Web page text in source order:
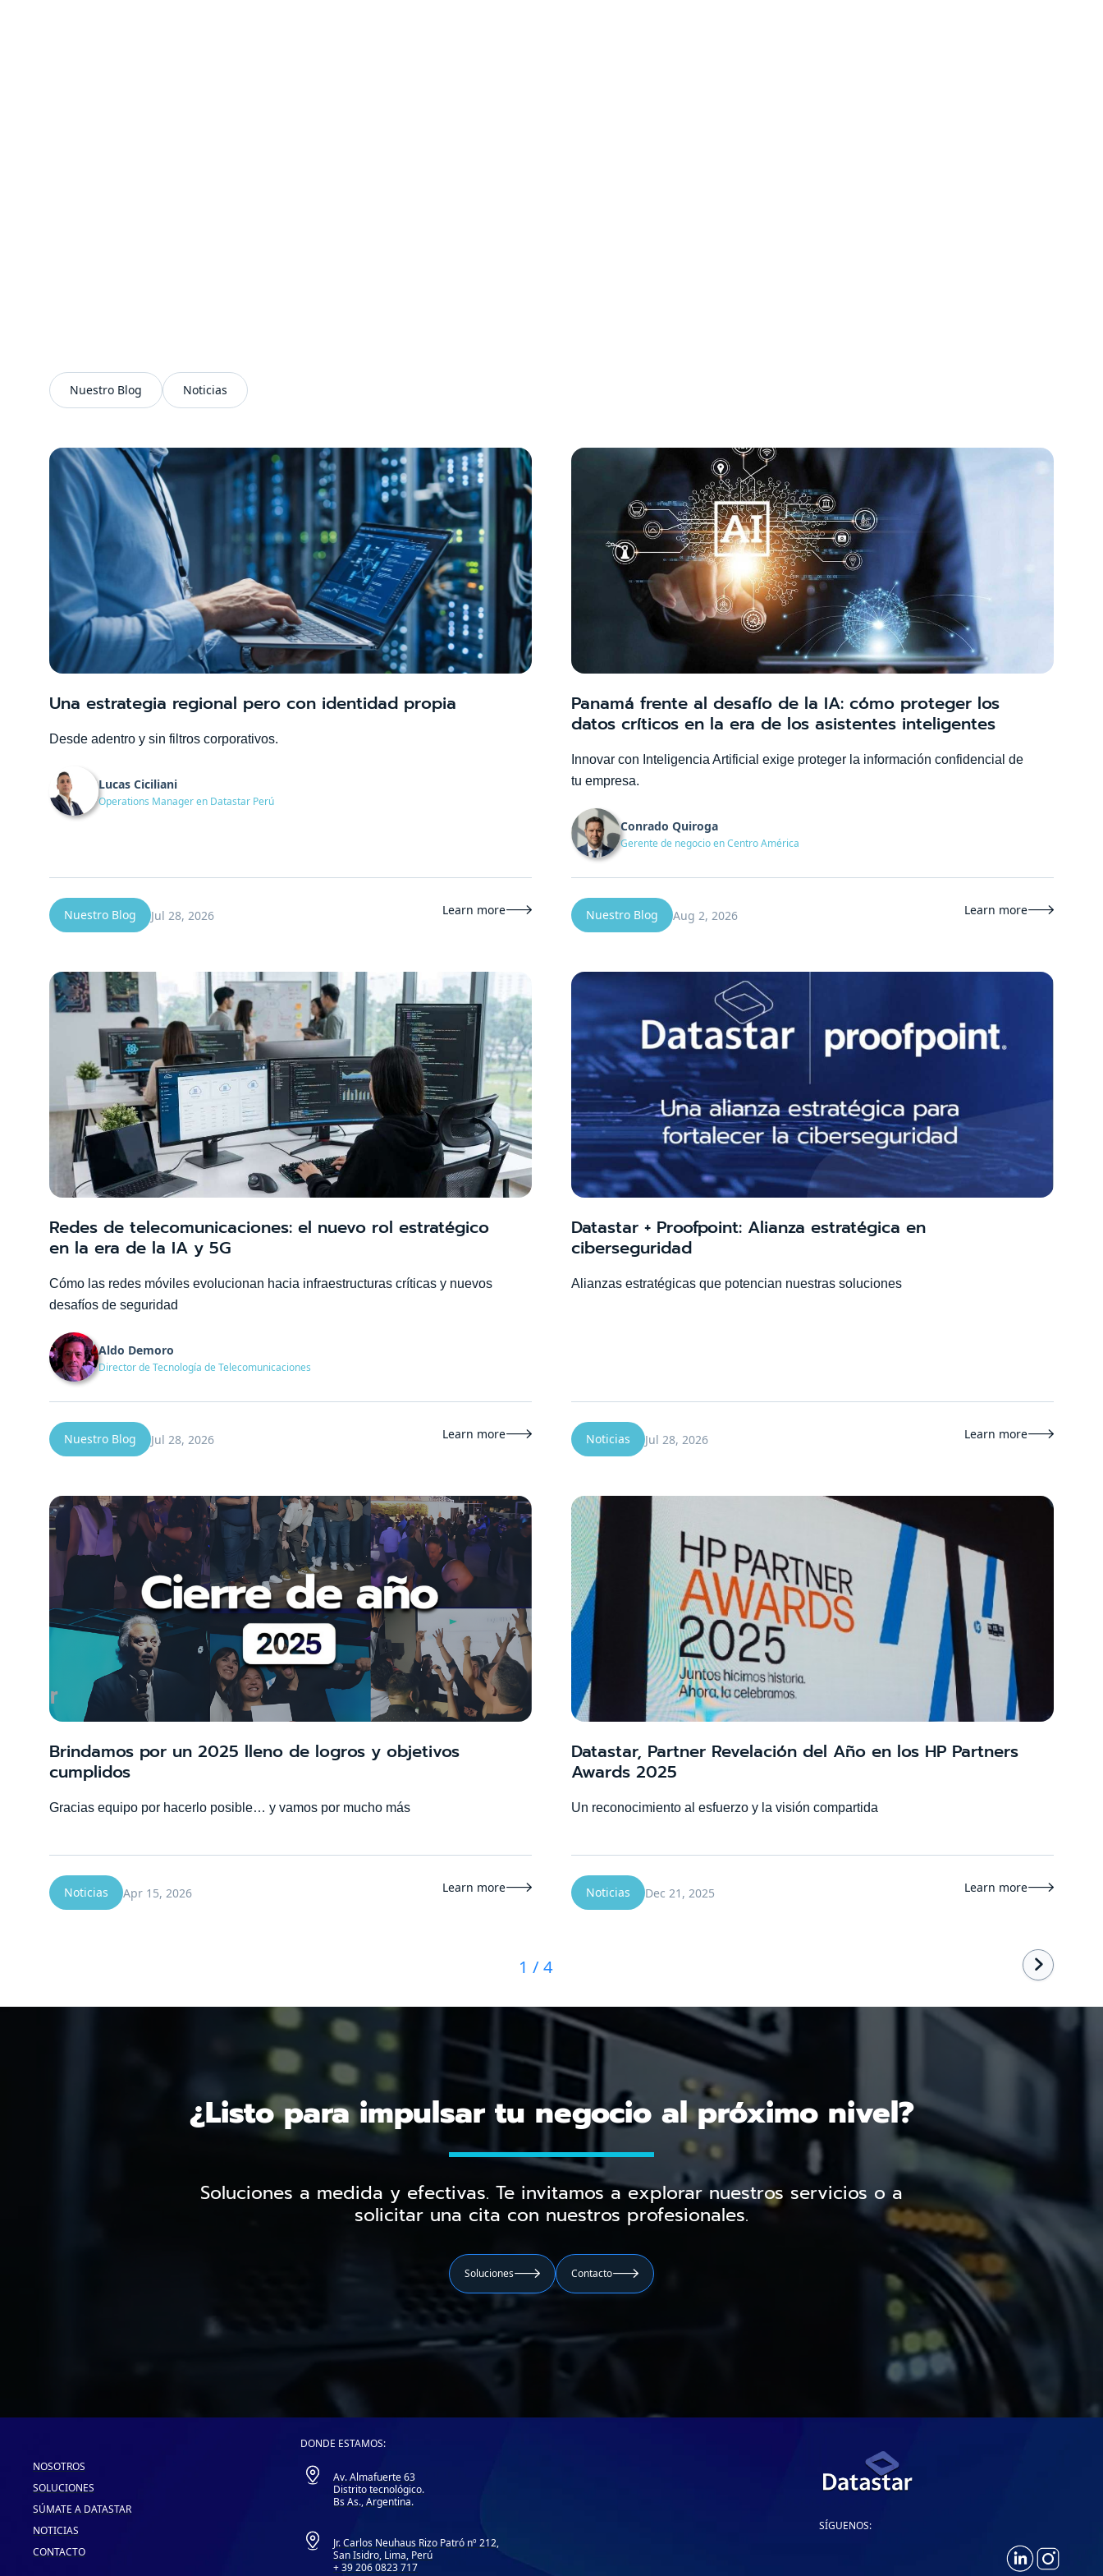
Nuestro Blog Noticias
Una estrategia regional pero con identidad propia
Desde adentro y sin filtros corporativos.
Lucas Ciciliani
Operations Manager en Datastar Perú
Nuestro Blog Jul 28, 2026 Learn more
Panamá frente al desafío de la IA: cómo proteger los
datos críticos en la era de los asistentes inteligentes
Innovar con Inteligencia Artificial exige proteger la información confidencial de
tu empresa.
Conrado Quiroga
Gerente de negocio en Centro América
Nuestro Blog Aug 2, 2026 Learn more
Redes de telecomunicaciones: el nuevo rol estratégico
en la era de la IA y 5G
Cómo las redes móviles evolucionan hacia infraestructuras críticas y nuevos
desafíos de seguridad
Aldo Demoro
Director de Tecnología de Telecomunicaciones
Nuestro Blog Jul 28, 2026 Learn more
Datastar + Proofpoint: Alianza estratégica en
ciberseguridad
Alianzas estratégicas que potencian nuestras soluciones
Noticias Jul 28, 2026 Learn more
Brindamos por un 2025 lleno de logros y objetivos
cumplidos
Gracias equipo por hacerlo posible… y vamos por mucho más
Noticias Apr 15, 2026 Learn more
Datastar, Partner Revelación del Año en los HP Partners
Awards 2025
Un reconocimiento al esfuerzo y la visión compartida
Noticias Dec 21, 2025 Learn more

1 / 4
¿Listo para impulsar tu negocio al próximo nivel?
Soluciones a medida y efectivas. Te invitamos a explorar nuestros servicios o a
solicitar una cita con nuestros profesionales.
Soluciones Contacto
NOSOTROS
SOLUCIONES
SÚMATE A DATASTAR
NOTICIAS
CONTACTO
DONDE ESTAMOS:
Av. Almafuerte 63
Distrito tecnológico.
Bs As., Argentina.
Jr. Carlos Neuhaus Rizo Patró nº 212,
San Isidro, Lima, Perú
+ 39 206 0823 717
SÍGUENOS: